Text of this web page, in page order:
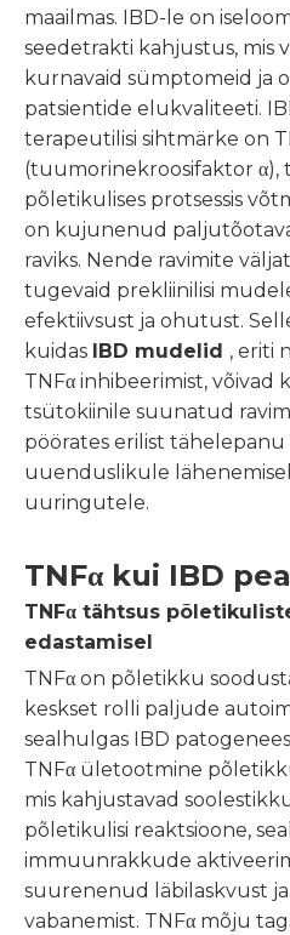
maailmas. IBD-le on
seedetrakti kahjustus, mis
kurnavaid sümptomeid ja
patsientide elukvaliteeti.
terapeutilisi sihtmärke on
(tuumorinekroosifaktor α),
põletikulises protsessis
on kujunenud
raviks. Nende ravimite
tugevaid prekliinilisi
efektiivsust ja ohutust.
kuidas IBD mudelid , eriti
TNFα inhibeerimist, võivad
tsütokiinile suunatud
pöörates erilist tähelepanu
uuenduslikule
uuringutele.
TNFα kui IBD
TNFα tähtsus
edastamisel
TNFα on põletikku
keskset rolli paljude
sealhulgas IBD
TNFα ületootmine
mis kahjustavad
põletikulisi reaktsioone,
immuunrakkude
suurenenud läbilaskvust
vabanemist. TNFα mõju